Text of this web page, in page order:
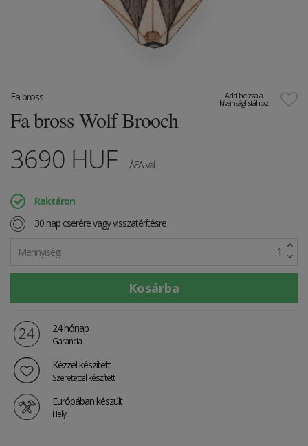
Add hozzá a
kívánságlistához
Fa bross
Fa bross Wolf Brooch
3690 HUF ÁFA-val
Raktáron
30 nap cserére vagy visszatérítésre
Mennyiség:
24 hónap
Garancia
Kézzel készített
Szeretettel készített
Európában készült
Helyi